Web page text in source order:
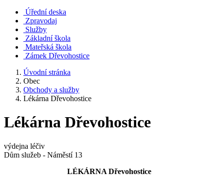
Úřední deska
Zpravodaj
Služby
Základní škola
Mateřská škola
Zámek Dřevohostice
Úvodní stránka
Obec
Obchody a služby
Lékárna Dřevohostice
Lékárna Dřevohostice
výdejna léčiv
Dům služeb - Náměstí 13
LÉKÁRNA Dřevohostice